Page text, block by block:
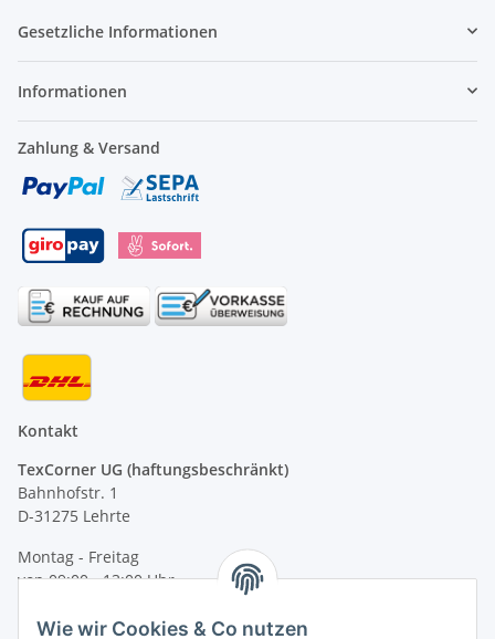
Gesetzliche Informationen
Informationen
Zahlung & Versand
Kontakt
TexCorner UG (haftungsbeschränkt)
Bahnhofstr. 1
D-31275 Lehrte
Montag - Freitag
von 09:00 - 13:00 Uhr
Wie wir Cookies & Co nutzen